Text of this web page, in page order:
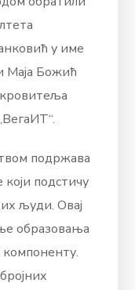
у име
Маја Божић
подржава
који подстичу
људи. Овај
образовања